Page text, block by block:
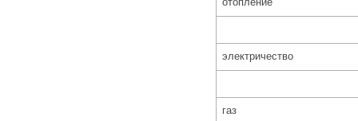
электричество
газ